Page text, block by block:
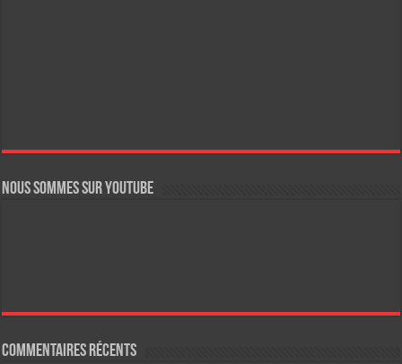
Nous sommes sur YouTube
Commentaires récents